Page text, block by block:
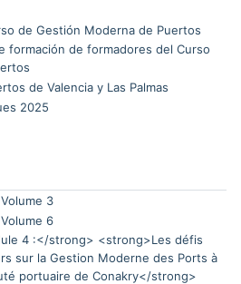
de Gestión Moderna de Puertos
formación de formadores del Curso
de Valencia y Las Palmas
2025
3
6
4 :</strong> <strong>Les défis
sur la Gestion Moderne des Ports à
portuaire de Conakry</strong>